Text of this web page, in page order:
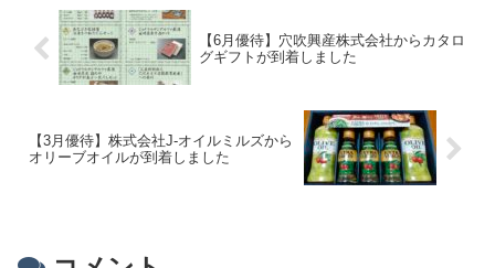
【6月優待】穴吹興産株式会社からカタロ
グギフトが到着しました
【3月優待】株式会社J-オイルミルズから
オリーブオイルが到着しました